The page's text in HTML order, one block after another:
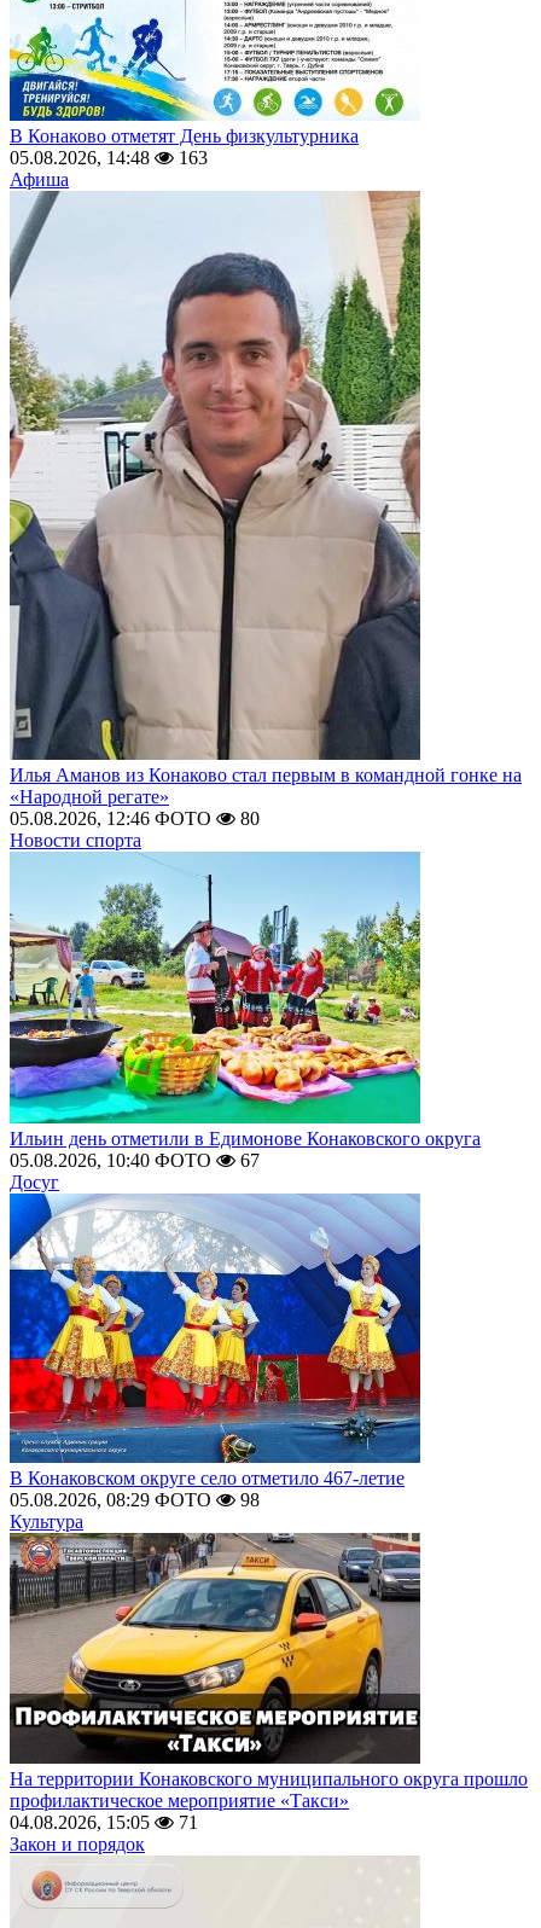
В Конаково отметят День физкультурника
05.08.2026, 14:48
163
Афиша
Илья Аманов из Конаково стал первым в командной гонке на
«Народной регате»
05.08.2026, 12:46 ФОТО
80
Новости спорта
Ильин день отметили в Едимонове Конаковского округа
05.08.2026, 10:40 ФОТО
67
Досуг
В Конаковском округе село отметило 467-летие
05.08.2026, 08:29 ФОТО
98
Культура
На территории Конаковского муниципального округа прошло
профилактическое мероприятие «Такси»
04.08.2026, 15:05
71
Закон и порядок